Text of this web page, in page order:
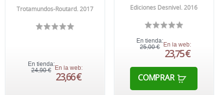
Trotamundos-Routard. 2017
En tienda:
24,90 € En la web:
23,66 €
Ediciones Desnivel. 2016
En tienda:
25,00 € En la web:
23,75 €
COMPRAR